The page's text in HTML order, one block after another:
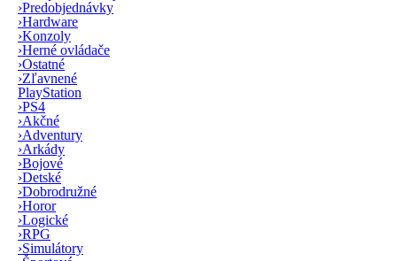
›Predobjednávky
›Hardware
›Konzoly
›Herné ovládače
›Ostatné
›Zľavnené
PlayStation
›PS4
›Akčné
›Adventury
›Arkády
›Bojové
›Detské
›Dobrodružné
›Horor
›Logické
›RPG
›Simulátory